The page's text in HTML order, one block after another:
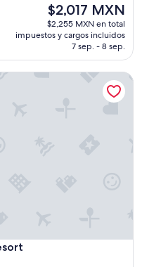
El
precio
actual
de
$2,017 MXN
$2,017 MXN
$2,255 MXN en total
impuestos y cargos incluidos
7 sep. - 8 sep.